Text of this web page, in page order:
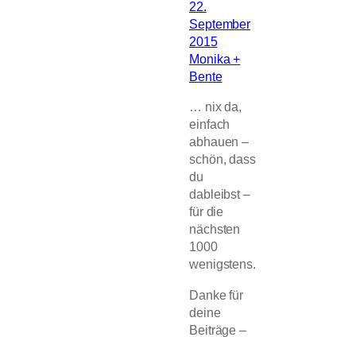
22.
September
2015
Monika +
Bente
… nix da,
einfach
abhauen –
schön, dass
du
dableibst –
für die
nächsten
1000
wenigstens.
Danke für
deine
Beiträge –